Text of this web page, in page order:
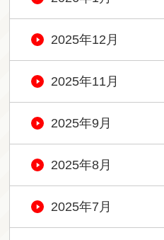
2025年12月
2025年11月
2025年9月
2025年8月
2025年7月